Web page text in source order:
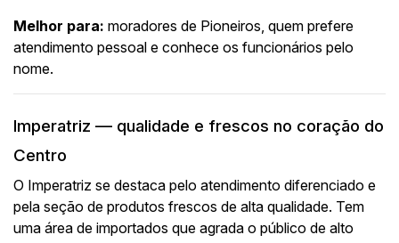
Melhor para: moradores de Pioneiros, quem prefere
atendimento pessoal e conhece os funcionários pelo
nome.
Imperatriz — qualidade e frescos no coração do
Centro
O Imperatriz se destaca pelo atendimento diferenciado e
pela seção de produtos frescos de alta qualidade. Tem
uma área de importados que agrada o público de alto